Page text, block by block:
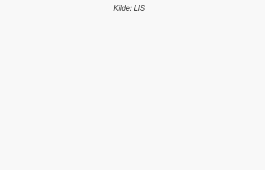
Kilde: LIS